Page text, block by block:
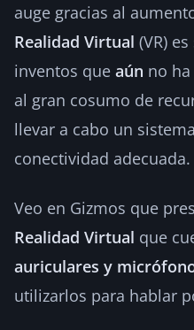
auge gracias al
Realidad Virtual (VR)
inventos que aún no
al gran cosumo de
llevar a cabo un
conectividad adecuada.
Veo en Gizmos que
Realidad Virtual que
auriculares y
utilizarlos para hablar